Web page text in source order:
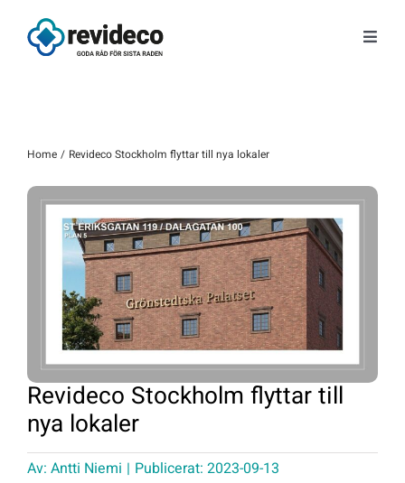
innehållet
Om oss
Tips & Nyheter
Gratis kunskap
Kontakt
Fråga Astrid
Offert Direkt
Home Revideco Stockholm flyttar till nya lokaler
Revideco Stockholm flyttar till
nya lokaler
Av: Antti Niemi | Publicerat: 2023-09-13